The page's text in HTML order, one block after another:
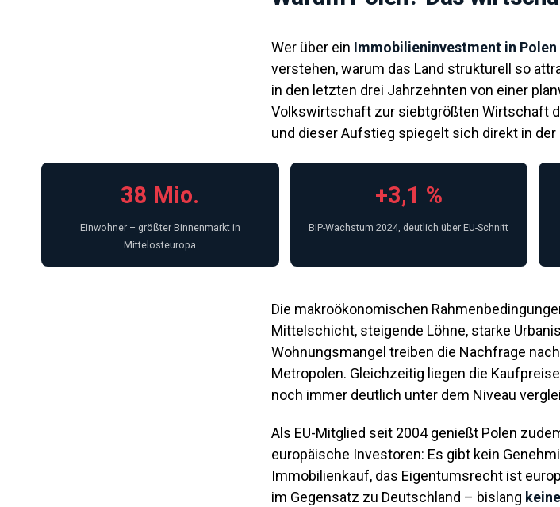
Wer über ein Immobilieninvestment in Polen
verstehen, warum das Land strukturell so
in den letzten drei Jahrzehnten von einer
Volkswirtschaft zur siebtgrößten Wirtschaft
und dieser Aufstieg spiegelt sich direkt in
38 Mio.
Einwohner – größter Binnenmarkt in
Mittelosteuropa
+3,1 %
BIP-Wachstum 2024, deutlich über EU-Schnitt
Die makroökonomischen
Mittelschicht, steigende Löhne, starke
Wohnungsmangel treiben die Nachfrage
Metropolen. Gleichzeitig liegen die
noch immer deutlich unter dem Niveau
Als EU-Mitglied seit 2004 genießt Polen
europäische Investoren: Es gibt kein
Immobilienkauf, das Eigentumsrecht ist
im Gegensatz zu Deutschland – bislang